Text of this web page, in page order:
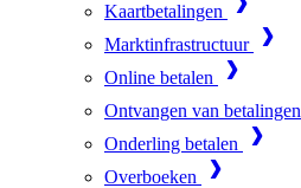
Kaartbetalingen
Marktinfrastructuur
Online betalen
Ontvangen van betalingen
Onderling betalen
Overboeken